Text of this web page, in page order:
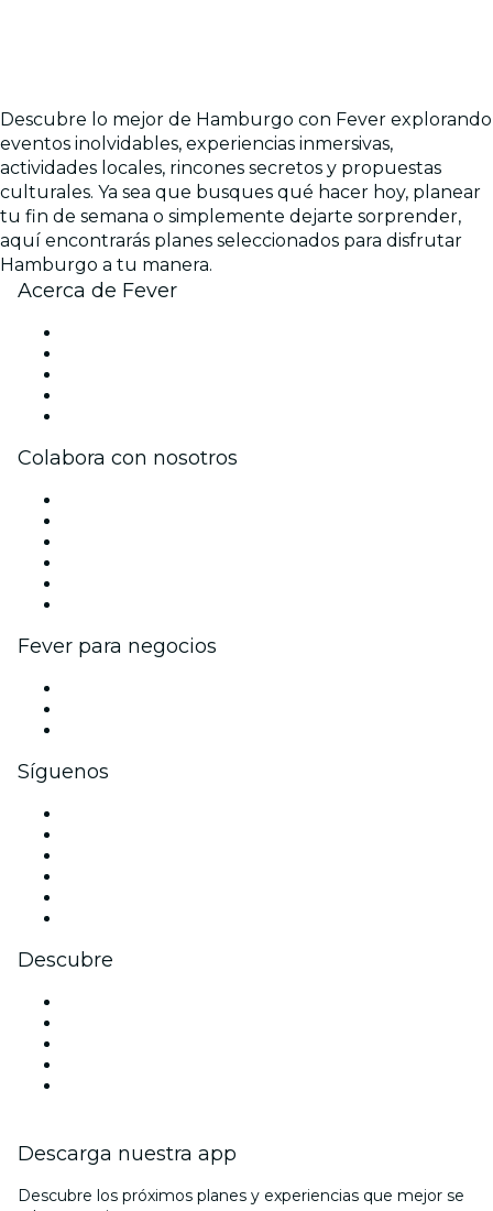
Descubre lo mejor de Hamburgo con Fever explorando
eventos inolvidables, experiencias inmersivas,
actividades locales, rincones secretos y propuestas
culturales. Ya sea que busques qué hacer hoy, planear
tu fin de semana o simplemente dejarte sorprender,
aquí encontrarás planes seleccionados para disfrutar
Hamburgo a tu manera.
Acerca de Fever
Colabora con nosotros
Fever para negocios
Síguenos
Descubre
Descarga nuestra app
Descubre los próximos planes y experiencias que mejor se